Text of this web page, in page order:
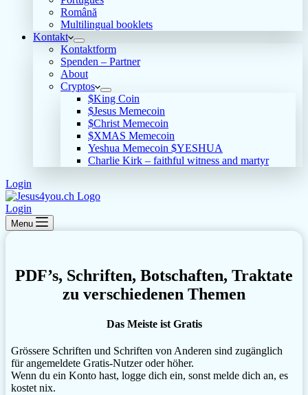
Română
Multilingual booklets
Kontakt
Kontaktform
Spenden – Partner
About
Cryptos
$King Coin
$Jesus Memecoin
$Christ Memecoin
$XMAS Memecoin
Yeshua Memecoin $YESHUA
Charlie Kirk – faithful witness and martyr
Login
Login
Menu
PDF’s, Schriften, Botschaften, Traktate
zu verschiedenen Themen
Das Meiste ist Gratis
Grössere Schriften und Schriften von Anderen sind zugänglich
für angemeldete Gratis-Nutzer oder höher.
Wenn du ein Konto hast, logge dich ein, sonst melde dich an, es
kostet nix.